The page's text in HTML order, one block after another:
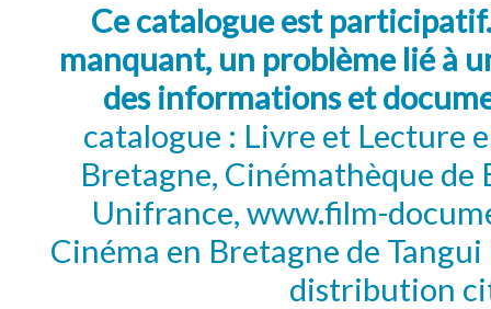
Ce catalogue est
manquant, un problème lié à
des informations et
catalogue : Livre et Lecture
Bretagne, Cinémathèque de
Unifrance, www.film-
Cinéma en Bretagne de
distribution